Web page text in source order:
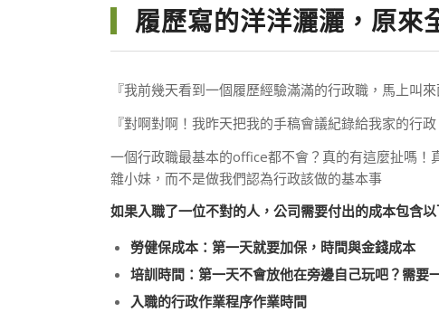
履歷寫的洋洋灑灑，原來
『我前幾天看到一個履歷經驗滿滿的行政職，馬上叫
『對啊對啊！我昨天把我的手稿會議紀錄給我家的行
一個行政職最基本的office都不會？真的有這麼扯嗎
雜小妹，而不是做我們認為行政該做的基本事
如果入職了一位不對的人，公司需要付出的成本包含
勞健保成本：第一天就要加保，時間與金錢成本
培訓時間：第一天不會放他在旁邊自己玩吧？需
入職的行政作業程序作業時間